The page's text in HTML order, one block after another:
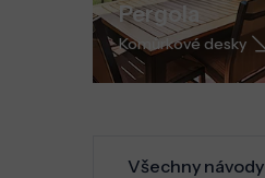
Pergola
Komůrkové desky
Všechny návody